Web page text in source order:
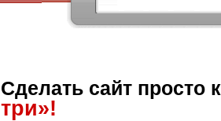
Сделать сайт просто
три»!